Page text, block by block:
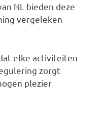
NL bieden deze
vergeleken
elke activiteiten
zorgt
plezier